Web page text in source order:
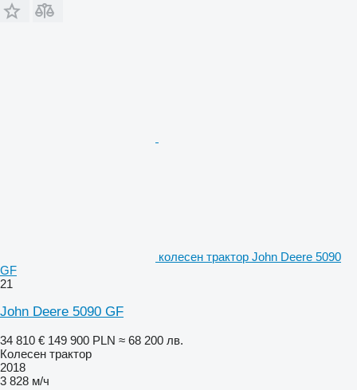
колесен трактор John Deere 5090
GF
21
John Deere 5090 GF
34 810 € 149 900 PLN ≈ 68 200 лв.
Колесен трактор
2018
3 828 м/ч